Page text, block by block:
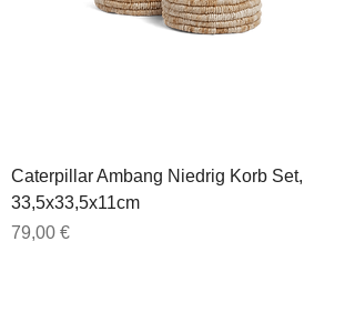
Caterpillar Ambang Niedrig Korb Set,
33,5x33,5x11cm
Preis
79,00 €